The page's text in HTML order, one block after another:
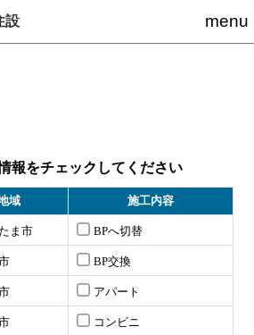
設 menu
報をチェックしてください
域 施工内容
ま市 BPへ切替
BP交換
アパート
コンビニ